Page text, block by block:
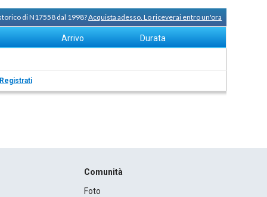
di N17558 dal 1998?Acquista adesso. Lo riceverai entro un'ora
Arrivo Durata
Comunità
Foto